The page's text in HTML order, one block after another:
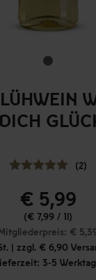
(2)
€ 5,99
(€ 7,99 / 1l)
€
| zzgl. € 6,90
3-5